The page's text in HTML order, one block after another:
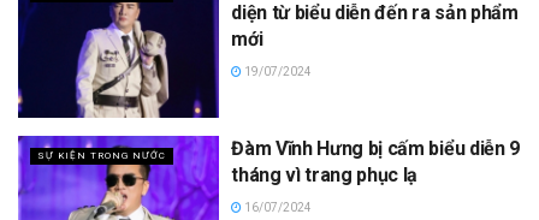
diện từ biểu diễn đến ra sản phẩm
mới
19/07/2024
SỰ KIỆN TRONG NƯỚC
Đàm Vĩnh Hưng bị cấm biểu diễn 9
tháng vì trang phục lạ
16/07/2024